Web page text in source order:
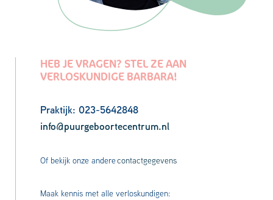
HEB JE VRAGEN? STEL ZE AAN
VERLOSKUNDIGE BARBARA!
Praktijk: 023-5642848
info@puurgeboortecentrum.nl
Of bekijk onze anderecontactgegevens
Maak kennis met alle verloskundigen: